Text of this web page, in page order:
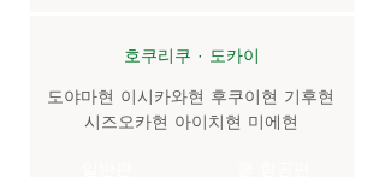
호쿠리쿠 · 도카이
도야마현 이시카와현 후쿠이현 기후현
시즈오카현 아이치현 미에현